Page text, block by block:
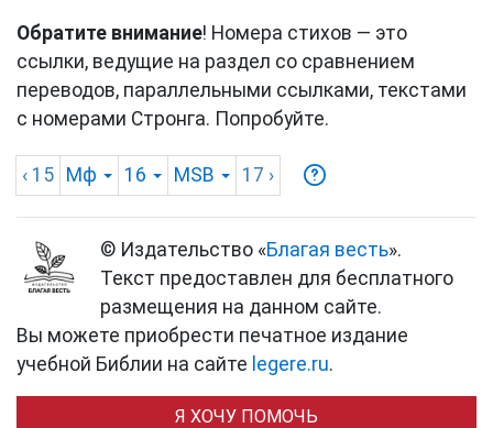
Обратите внимание! Номера стихов — это
ссылки, ведущие на раздел со сравнением
переводов, параллельными ссылками, текстами
с номерами Стронга. Попробуйте.
‹ 15 Мф 16 MSB 17 ›
© Издательство «Благая весть».
Текст предоставлен для бесплатного
размещения на данном сайте.
Вы можете приобрести печатное издание
учебной Библии на сайте legere.ru.
Я ХОЧУ ПОМОЧЬ